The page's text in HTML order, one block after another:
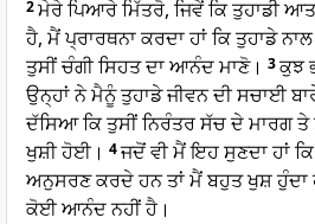
2ਮੇਰੇ ਪਿਆਰੇ ਮਿੱਤਰੋ, ਜਿਵੇਂ ਕਿ ਤੁਹਾਡੀ
ਹੈ, ਮੈਂ ਪ੍ਰਾਰਥਨਾ ਕਰਦਾ ਹਾਂ ਕਿ ਤੁਹਾਡੇ
ਤੁਸੀਂ ਚੰਗੀ ਸਿਹਤ ਦਾ ਆਨੰਦ ਮਾਣੋ। 3ਕੁਝ
ਉਨ੍ਹਾਂ ਨੇ ਮੈਨੂੰ ਤੁਹਾਡੇ ਜੀਵਨ ਦੀ ਸਚਾਈ
ਦੱਸਿਆ ਕਿ ਤੁਸੀਂ ਨਿਰੰਤਰ ਸੱਚ ਦੇ ਮਾਰਗ
ਖੁਸ਼ੀ ਹੋਈ। 4ਜਦੋਂ ਵੀ ਮੈਂ ਇਹ ਸੁਣਦਾ ਹਾਂ
ਅਨੁਸਰਣ ਕਰਦੇ ਹਨ ਤਾਂ ਮੈਂ ਬਹੁਤ ਖੁਸ਼
ਕੋਈ ਆਨੰਦ ਨਹੀਂ ਹੈ।